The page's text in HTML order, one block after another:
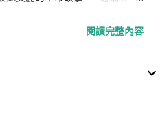
聽 使用Apple Podcast聽 使
、好奇與提問來進行。 一刀
書世代的警訊！她如何從IG上
閱讀完整內容